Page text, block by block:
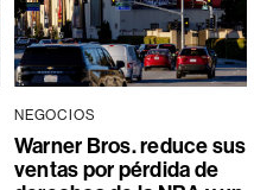
NEGOCIOS
Warner Bros. reduce sus
ventas por pérdida de